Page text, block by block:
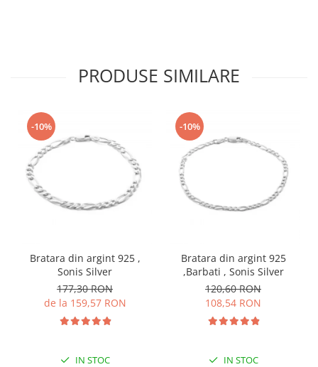
PRODUSE SIMILARE
-10%
Bratara din argint 925 ,
Sonis Silver
177,30 RON
de la 159,57 RON
IN STOC
-10%
Bratara din argint 925
,Barbati , Sonis Silver
120,60 RON
108,54 RON
IN STOC